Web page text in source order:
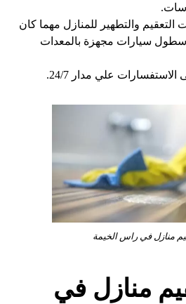
التعقيم والتطهير للمنازل مهما كان
سيارات مجهزة بالمعدات
علي مدار 24/7.
منازل في راس الخيمة
منازل في